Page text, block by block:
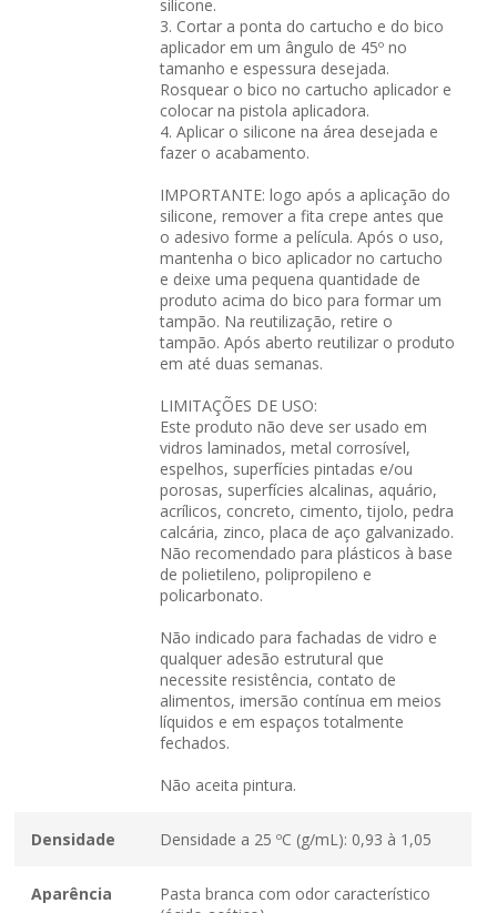
silicone.
3. Cortar a ponta do cartucho e do bico
aplicador em um ângulo de 45º no
tamanho e espessura desejada.
Rosquear o bico no cartucho aplicador e
colocar na pistola aplicadora.
4. Aplicar o silicone na área desejada e
fazer o acabamento.
IMPORTANTE: logo após a aplicação do
silicone, remover a fita crepe antes que
o adesivo forme a película. Após o uso,
mantenha o bico aplicador no cartucho
e deixe uma pequena quantidade de
produto acima do bico para formar um
tampão. Na reutilização, retire o
tampão. Após aberto reutilizar o produto
em até duas semanas.
LIMITAÇÕES DE USO:
Este produto não deve ser usado em
vidros laminados, metal corrosível,
espelhos, superfícies pintadas e/ou
porosas, superfícies alcalinas, aquário,
acrílicos, concreto, cimento, tijolo, pedra
calcária, zinco, placa de aço galvanizado.
Não recomendado para plásticos à base
de polietileno, polipropileno e
policarbonato.
Não indicado para fachadas de vidro e
qualquer adesão estrutural que
necessite resistência, contato de
alimentos, imersão contínua em meios
líquidos e em espaços totalmente
fechados.
Não aceita pintura.
Densidade Densidade a 25 ºC (g/mL): 0,93 à 1,05
Aparência
Pasta branca com odor característico